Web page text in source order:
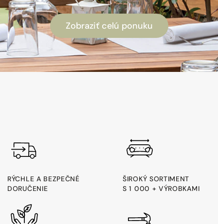
Zobraziť celú ponuku
RÝCHLE A BEZPEČNÉ
DORUČENIE
ŠIROKÝ SORTIMENT
S 1 000 + VÝROBKAMI